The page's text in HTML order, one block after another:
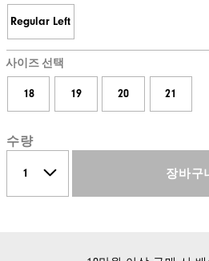
Regular Left
사이즈 선택
18 19 20 21
수량
장바구